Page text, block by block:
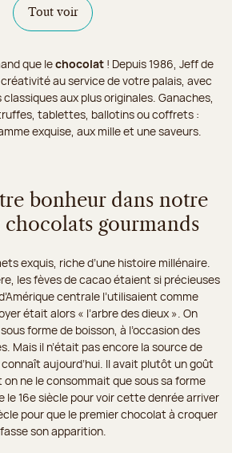
Tout voir
que lechocolat ! Depuis 1986, Jeff de
au service de votre palais, avec
aux plus originales. Ganaches,
tablettes, ballotins ou coffrets :
exquise, aux mille et une saveurs.
bonheur dans notre
chocolats gourmands
exquis, riche d’une histoire millénaire.
les fèves de cacao étaient si précieuses
centrale l’utilisaient comme
était alors « l’arbre des dieux ». On
forme de boisson, à l’occasion des
Mais il n’était pas encore la source de
connaît aujourd’hui. Il avait plutôt un goût
ne le consommait que sous sa forme
le 16e siècle pour voir cette denrée arriver
pour que le premier chocolat à croquer
fasse son apparition.